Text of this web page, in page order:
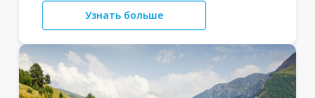
Узнать больше